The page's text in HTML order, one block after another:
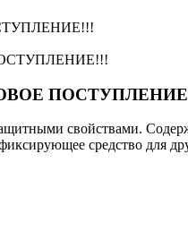
свойствами.
средство для